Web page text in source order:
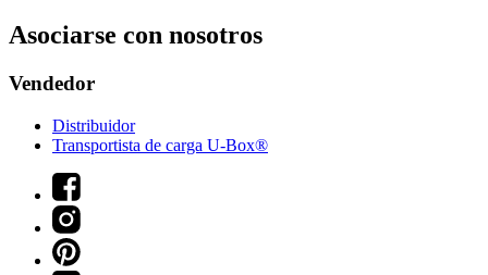
Asociarse con nosotros
Vendedor
Distribuidor
Transportista de carga U-Box®